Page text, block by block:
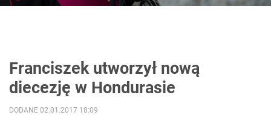
Franciszek utworzył nową
diecezję w Hondurasie
DODANE 02.01.2017 18:09